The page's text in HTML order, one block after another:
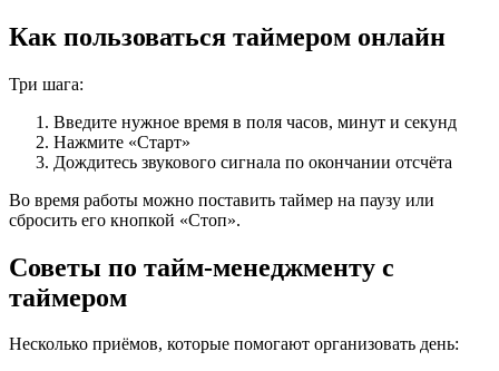
Как пользоваться таймером онлайн
Три шага:
Введите нужное время в поля часов, минут и секунд
Нажмите «Старт»
Дождитесь звукового сигнала по окончании отсчёта
Во время работы можно поставить таймер на паузу или
сбросить его кнопкой «Стоп».
Советы по тайм-менеджменту с
таймером
Несколько приёмов, которые помогают организовать день: